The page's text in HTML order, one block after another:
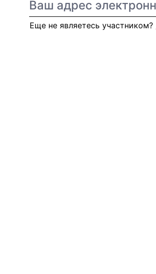
Еще не являетесь участником?